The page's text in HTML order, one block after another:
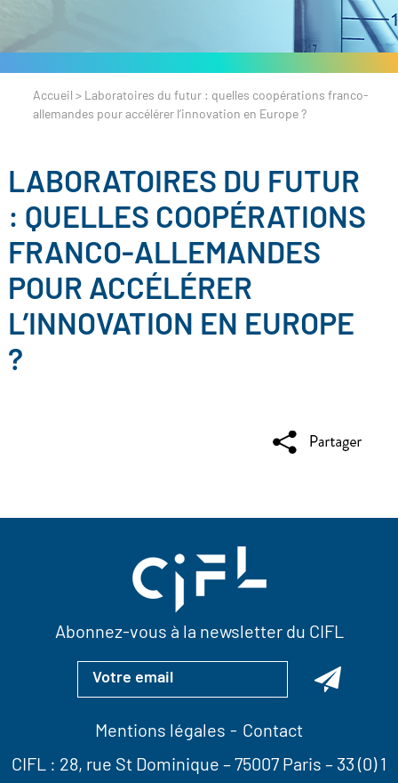
Accueil > Laboratoires du futur : quelles coopérations franco-
allemandes pour accélérer l’innovation en Europe ?
LABORATOIRES DU FUTUR
: QUELLES COOPÉRATIONS
FRANCO-ALLEMANDES
POUR ACCÉLÉRER
L’INNOVATION EN EUROPE
?
Abonnez-vous à la newsletter du CIFL
Mentions légales
Contact
CIFL : 28, rue St Dominique – 75007 Paris – 33 (0) 1